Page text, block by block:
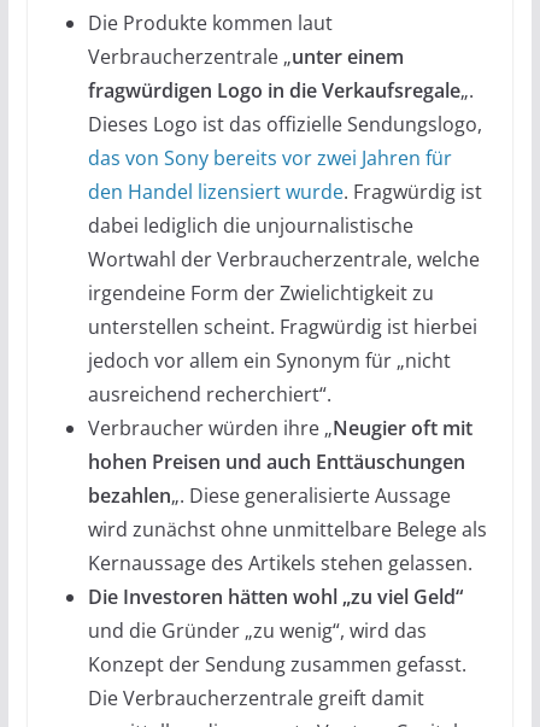
Die Produkte kommen laut
Verbraucherzentrale „unter einem
fragwürdigen Logo in die Verkaufsregale„.
Dieses Logo ist das offizielle Sendungslogo,
das von Sony bereits vor zwei Jahren für
den Handel lizensiert wurde. Fragwürdig ist
dabei lediglich die unjournalistische
Wortwahl der Verbraucherzentrale, welche
irgendeine Form der Zwielichtigkeit zu
unterstellen scheint. Fragwürdig ist hierbei
jedoch vor allem ein Synonym für „nicht
ausreichend recherchiert“.
Verbraucher würden ihre „Neugier oft mit
hohen Preisen und auch Enttäuschungen
bezahlen„. Diese generalisierte Aussage
wird zunächst ohne unmittelbare Belege als
Kernaussage des Artikels stehen gelassen.
Die Investoren hätten wohl „zu viel Geld“
und die Gründer „zu wenig“, wird das
Konzept der Sendung zusammen gefasst.
Die Verbraucherzentrale greift damit